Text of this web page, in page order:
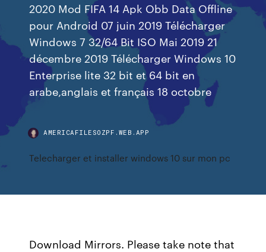
2020 Mod FIFA 14 Apk Obb Data Offline
pour Android 07 juin 2019 Télécharger
Windows 7 32/64 Bit ISO Mai 2019 21
décembre 2019 Télécharger Windows 10
Enterprise lite 32 bit et 64 bit en
arabe,anglais et français 18 octobre
AMERICAFILESOZPF.WEB.APP
Telecharger et installer windows 10 sur mon pc
Download Mirrors. Please take note that